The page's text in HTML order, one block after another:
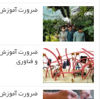
ضرورت آموزش
ضرورت آموزش
و فناوری
ضرورت آموزش